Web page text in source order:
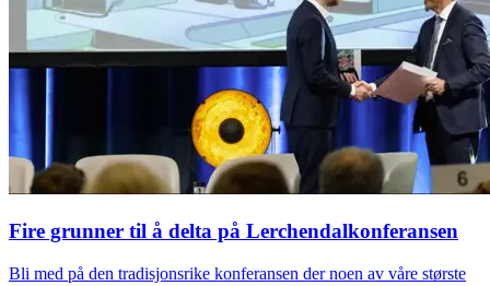
Fire grunner til å delta på Lerchendalkonferansen
Bli med på den tradisjonsrike konferansen der noen av våre største